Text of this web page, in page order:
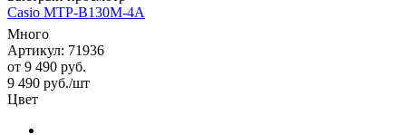
Casio MTP-B130M-4A
Много
Артикул: 71936
от 9 490 руб.
9 490 руб./шт
Цвет